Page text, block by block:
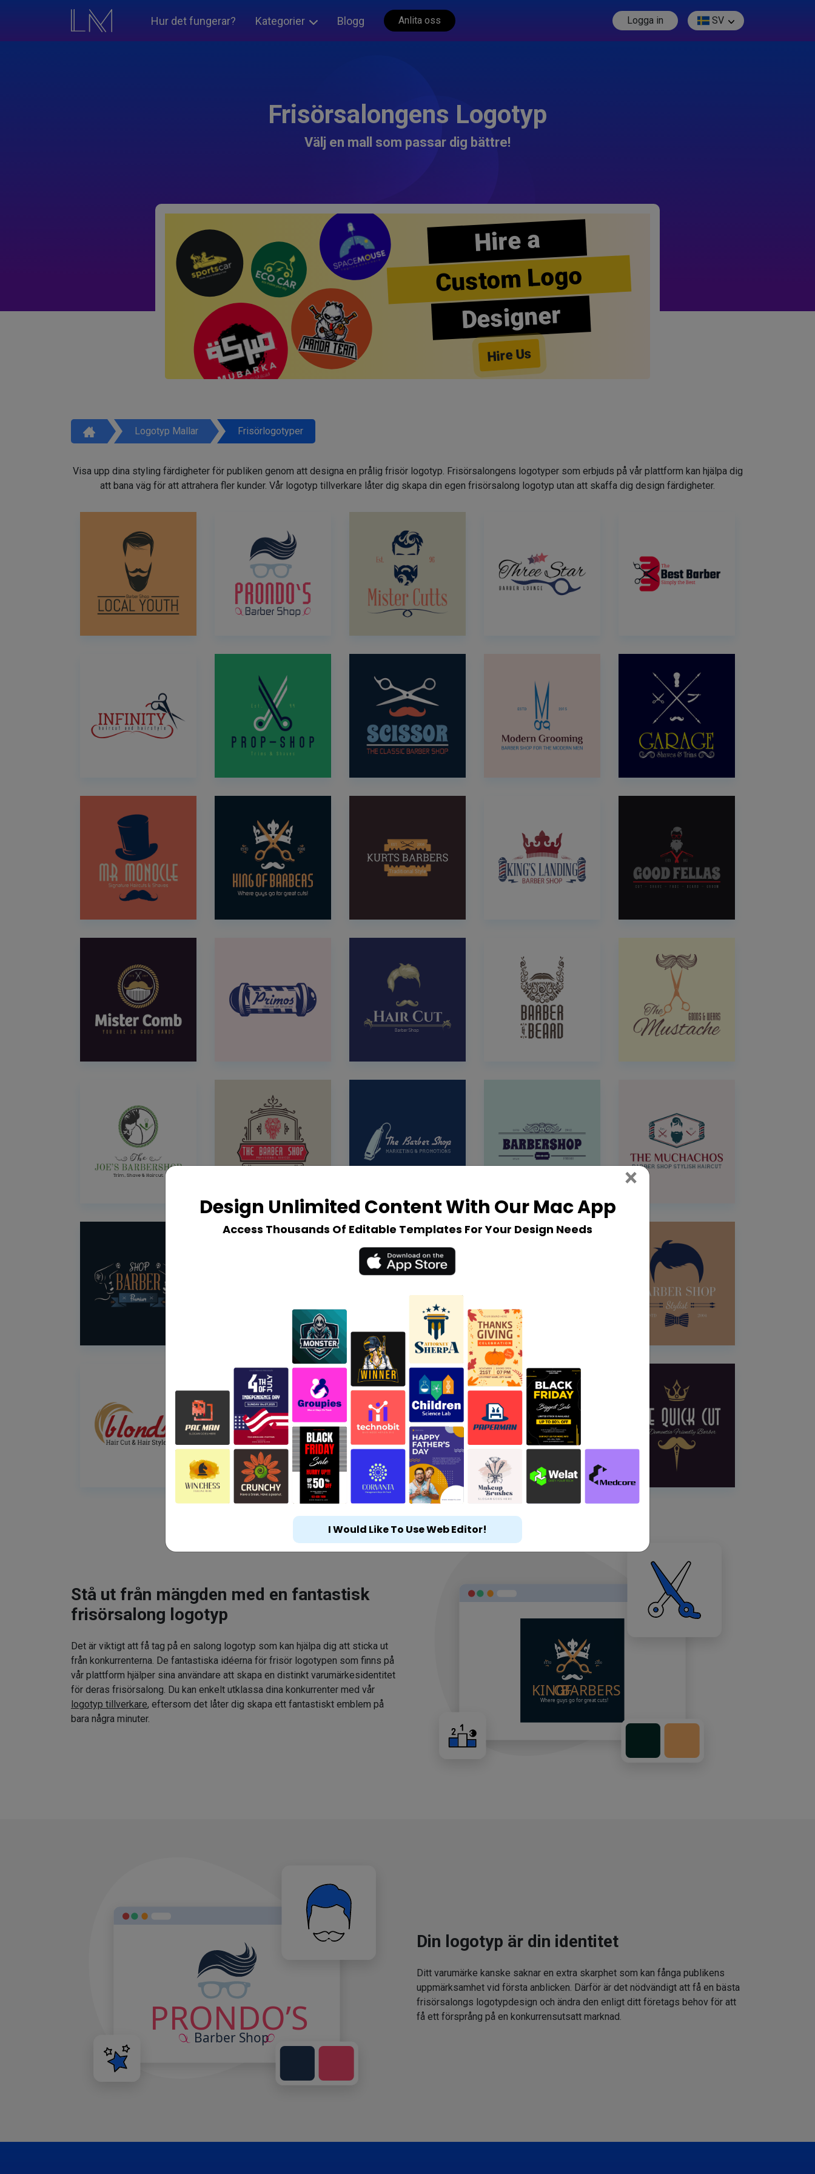
Hur det fungerar? Kategorier Blogg Anlita oss Logga in SV
Frisörsalongens Logotyp
Välj en mall som passar dig bättre!
Hire a
Custom Logo
Designer
Hire Us
Logotyp Mallar Frisörlogotyper
Visa upp dina styling färdigheter för publiken genom att designa en prålig frisör logotyp. Frisörsalongens logotyper som erbjuds på vår plattform kan hjälpa dig
att bana väg för att attrahera fler kunder. Vår logotyp tillverkare låter dig skapa din egen frisörsalong logotyp utan att skaffa dig design färdigheter.
Stå ut från mängden med en fantastisk
frisörsalong logotyp
Det är viktigt att få tag på en salong logotyp som kan hjälpa dig att sticka ut
från konkurrenterna. De fantastiska idéerna för frisör logotypen som finns på
vår plattform hjälper sina användare att skapa en distinkt varumärkesidentitet
för deras frisörsalong. Du kan enkelt utklassa dina konkurrenter med vår
logotyp tillverkare, eftersom det låter dig skapa ett fantastiskt emblem på
bara några minuter.
Din logotyp är din identitet
Ditt varumärke kanske saknar en extra skarphet som kan fånga publikens
uppmärksamhet vid första anblicken. Därför är det nödvändigt att få en bästa
frisörsalongs logotypdesign och ändra den enligt ditt företags behov för att
få ett försprång på en konkurrensutsatt marknad.
Design Unlimited Content With Our Mac App
Access Thousands Of Editable Templates For Your Design Needs
× Close
I Would Like To Use Web Editor!